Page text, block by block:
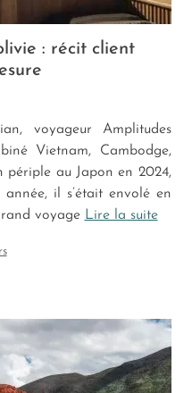
: récit client
voyageur Amplitudes
Vietnam, Cambodge,
périple au Japon en 2024,
il s’était envolé en
voyage Lire la suite